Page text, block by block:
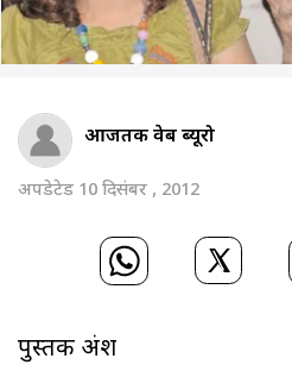
आजतक वेब ब्‍यूरो
अपडेटेड 10 दिसंबर , 2012
पुस्तक अंश